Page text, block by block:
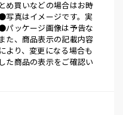
め買いなどの場合はお時
写真はイメージです。実
パッケージ画像は予告な
た、商品表示の記載内容
より、変更になる場合も
た商品の表示をご確認い